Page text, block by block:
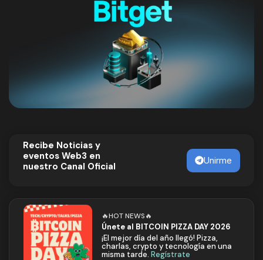
Recibe Noticias y
eventos Web3 en
nuestro Canal Oficial
Unirme
🔥HOT NEWS🔥
Únete al BITCOIN PIZZA DAY 2026
¡El mejor día del año llegó! Pizza,
charlas, crypto y tecnología en una
misma tarde.Regístrate